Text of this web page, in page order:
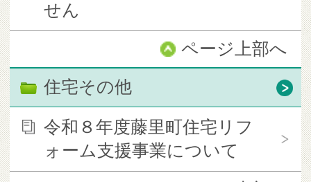
せん
ページ上部へ
住宅その他
令和８年度藤里町住宅リフ
ォーム支援事業について